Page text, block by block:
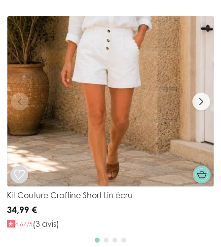
Kit Couture Craftine Short Lin écru
34,99 €
4.67/5 (3 avis)